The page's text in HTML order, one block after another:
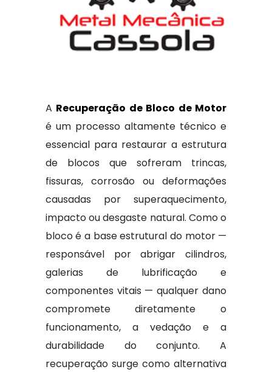
A Recuperação de Bloco de Motor
é um processo altamente técnico e
essencial para restaurar a estrutura
de blocos que sofreram trincas,
fissuras, corrosão ou deformações
causadas por superaquecimento,
impacto ou desgaste natural. Como o
bloco é a base estrutural do motor —
responsável por abrigar cilindros,
galerias de lubrificação e
componentes vitais — qualquer dano
compromete diretamente o
funcionamento, a vedação e a
durabilidade do conjunto. A
recuperação surge como alternativa